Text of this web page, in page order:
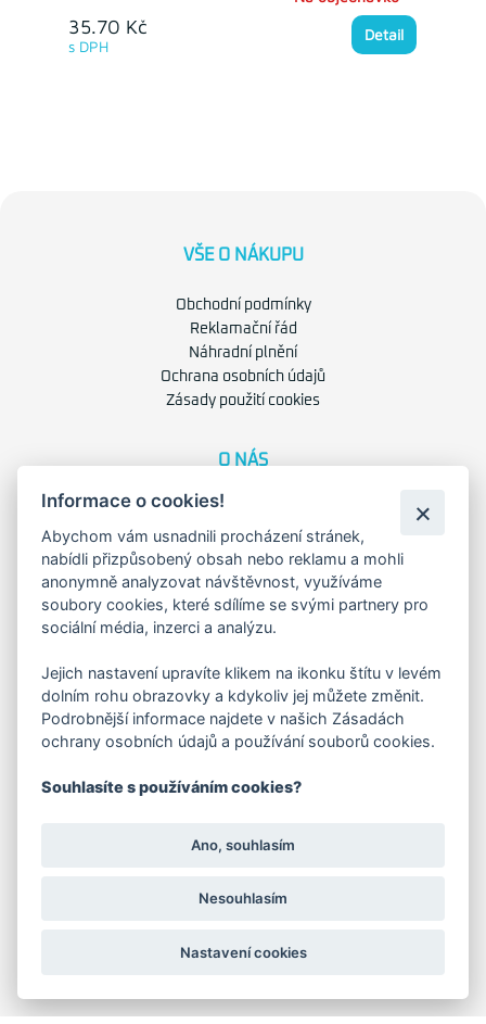
35.70 Kč
s DPH
Detail
VŠE O NÁKUPU
Obchodní podmínky
Reklamační řád
Náhradní plnění
Ochrana osobních údajů
Zásady použití cookies
O NÁS
O společnosti
Kariéra
Kontakty
FAKTURAČNÍ ADRESA
Družstevní 1394/12
Praha 4 - Nusle, 140 00
IČO: 28404009
DIČ: CZ28404009
KORESP. ADRESA A SKLAD
Lutopecny 159 (areál bývalého ZD)
Informace o cookies!
Abychom vám usnadnili procházení stránek,
nabídli přizpůsobený obsah nebo reklamu a mohli
anonymně analyzovat návštěvnost, využíváme
soubory cookies, které sdílíme se svými partnery pro
sociální média, inzerci a analýzu.
Jejich nastavení upravíte klikem na ikonku štítu v levém
dolním rohu obrazovky a kdykoliv jej můžete změnit.
Podrobnější informace najdete v našich Zásadách
ochrany osobních údajů a používání souborů cookies.
Souhlasíte s používáním cookies?
Ano, souhlasím
Nesouhlasím
Nastavení cookies